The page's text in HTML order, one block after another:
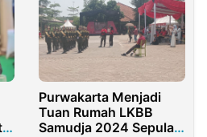
Purwakarta Menjadi
Tuan Rumah LKBB
Samudja 2024 Sepulau